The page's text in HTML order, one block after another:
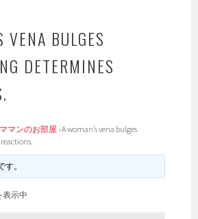
VENA BULGES
DETERMINES
ママンのお部屋 ›A woman’s vena bulges
。
表示中